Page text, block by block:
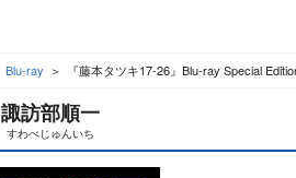
Blu-ray 『藤本タツキ17-26』Blu-ray Special
諏訪部順一
すわべじゅんいち